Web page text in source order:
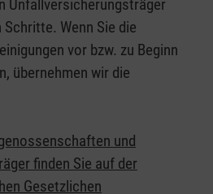
Unfallversicherungsträger
Wenn Sie die
vor bzw. zu Beginn
übernehmen wir die
und
finden Sie auf der
Gesetzlichen